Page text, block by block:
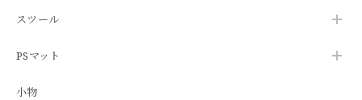
スツール
PSマット
小物